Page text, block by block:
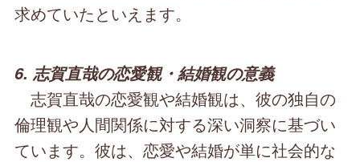
求めていたといえます。
6. 志賀直哉の恋愛観・結婚観の意義
志賀直哉の恋愛観や結婚観は、彼の独自の
倫理観や人間関係に対する深い洞察に基づい
ています。彼は、恋愛や結婚が単に社会的な